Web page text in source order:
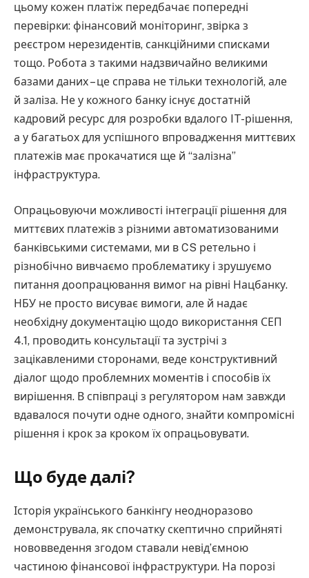
цьому кожен платіж передбачає попередні
перевірки: фінансовий моніторинг, звірка з
реєстром нерезидентів, санкційними списками
тощо. Робота з такими надзвичайно великими
базами даних – це справа не тільки технологій, але
й заліза. Не у кожного банку існує достатній
кадровий ресурс для розробки вдалого IT-рішення,
а у багатьох для успішного впровадження миттєвих
платежів має прокачатися ще й “залізна”
інфраструктура.
Опрацьовуючи можливості інтеграції рішення для
миттєвих платежів з різними автоматизованими
банківськими системами, ми в CS ретельно і
різнобічно вивчаємо проблематику і зрушуємо
питання доопрацювання вимог на рівні Нацбанку.
НБУ не просто висуває вимоги, але й надає
необхідну документацію щодо використання СЕП
4.1, проводить консультації та зустрічі з
зацікавленими сторонами, веде конструктивний
діалог щодо проблемних моментів і способів їх
вирішення. В співпраці з регулятором нам завжди
вдавалося почути одне одного, знайти компромісні
рішення і крок за кроком їх опрацьовувати.
Що буде далі?
Історія українського банкінгу неодноразово
демонструвала, як спочатку скептично сприйняті
нововведення згодом ставали невід’ємною
частиною фінансової інфраструктури. На порозі